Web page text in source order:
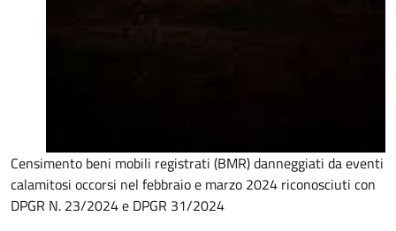
Censimento beni mobili registrati (BMR) danneggiati da eventi
calamitosi occorsi nel febbraio e marzo 2024 riconosciuti con
DPGR N. 23/2024 e DPGR 31/2024